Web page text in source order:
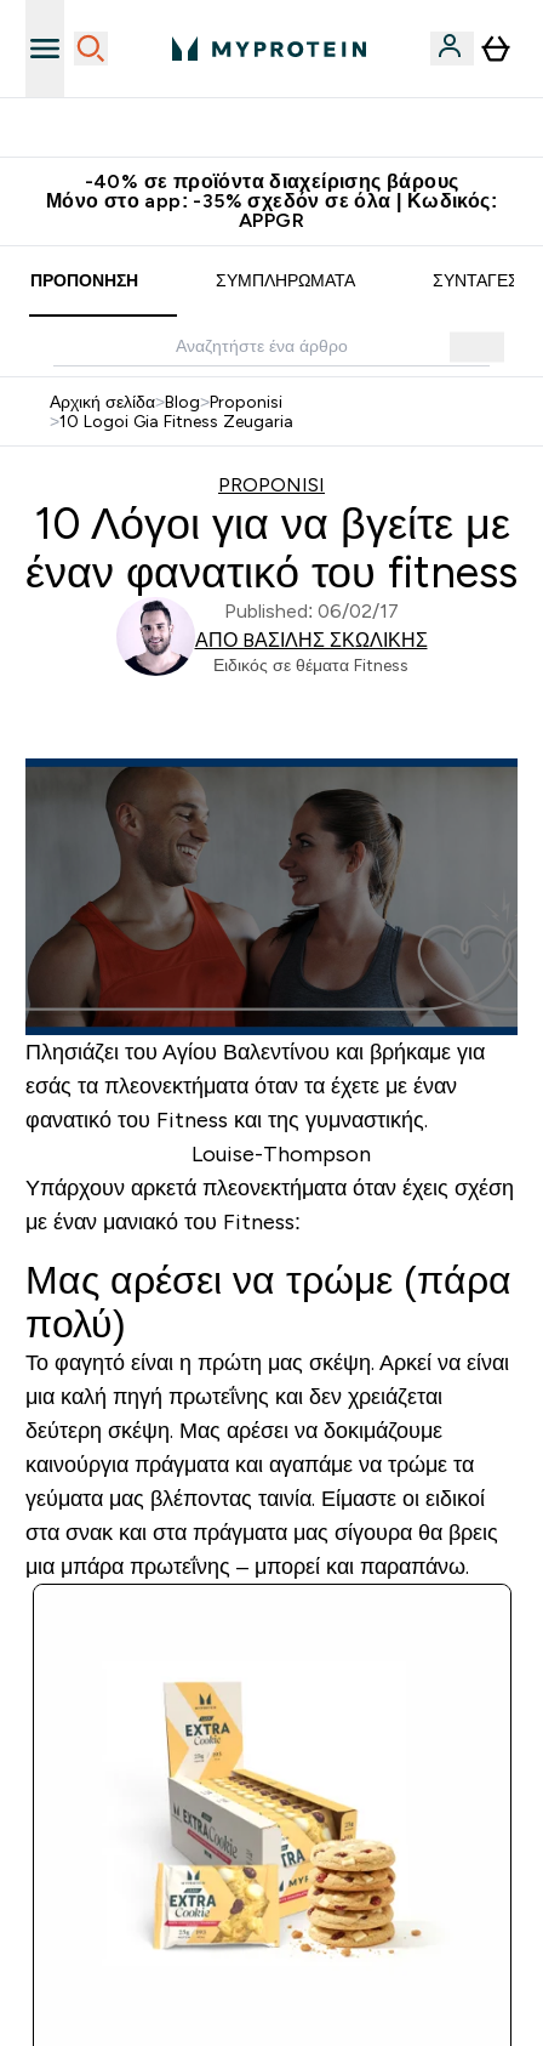
-40% σε προϊόντα διαχείρισης βάρους
Μόνο στο app: -35% σχεδόν σε όλα | Κωδικός:
APPGR
ΠΡΟΠΌΝΗΣΗ ΣΥΜΠΛΗΡΏΜΑΤΑ ΣΥΝΤΑΓΈΣ
Αρχική σελίδα>Blog>Proponisi
>10 Logoi Gia Fitness Zeugaria
PROPONISI
10 Λόγοι για να βγείτε με
έναν φανατικό του fitness
Published: 06/02/17
ΑΠΌ BΑΣΊΛΗΣ ΣΚΩΛΊΚΗΣ
Ειδικός σε θέματα Fitness
Πλησιάζει του Αγίου Βαλεντίνου και βρήκαμε για
εσάς τα πλεονεκτήματα όταν τα έχετε με έναν
φανατικό του Fitness και της γυμναστικής.
Υπάρχουν αρκετά πλεονεκτήματα όταν έχεις σχέση
με έναν μανιακό του Fitness:
Μας αρέσει να τρώμε (πάρα
πολύ)
Το φαγητό είναι η πρώτη μας σκέψη. Αρκεί να είναι
μια καλή πηγή πρωτεΐνης και δεν χρειάζεται
δεύτερη σκέψη. Μας αρέσει να δοκιμάζουμε
καινούργια πράγματα και αγαπάμε να τρώμε τα
γεύματα μας βλέποντας ταινία. Είμαστε οι ειδικοί
στα σνακ και στα πράγματα μας σίγουρα θα βρεις
μια μπάρα πρωτεΐνης – μπορεί και παραπάνω.